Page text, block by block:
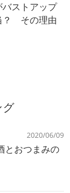
バストアップ
？ その理由
グ
2020/06/09
とおつまみの